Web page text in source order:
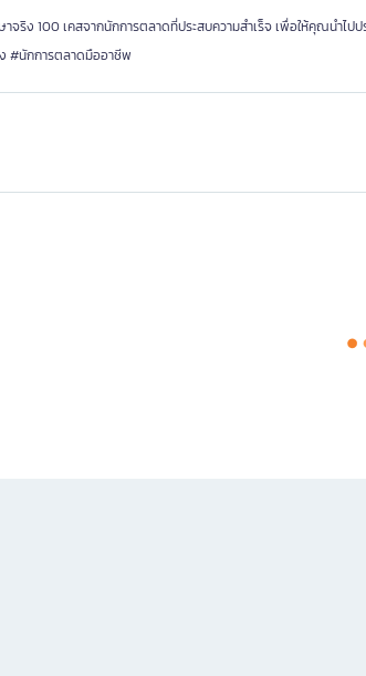
ง 100 เคสจากนักการตลาดที่ประสบความสำเร็จ เพื่อให้คุณนำไป
#นักการตลาดมืออาชีพ